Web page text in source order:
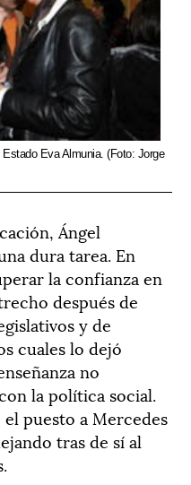
Eva Almunia. (Foto: Jorge
Ángel
dura tarea. En
la confianza en
después de
y de
cuales lo dejó
no
la política social.
puesto a Mercedes
tras de sí al